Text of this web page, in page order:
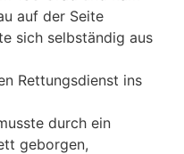
auf der Seite
sich selbständig aus
Rettungsdienst ins
durch ein
geborgen,